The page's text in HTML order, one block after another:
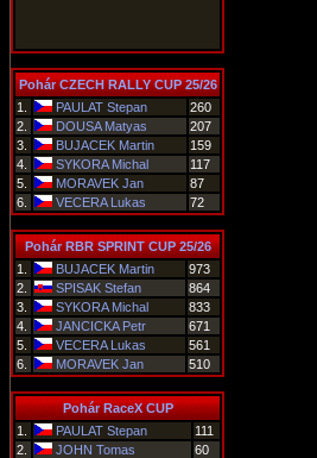
Pohár CZECH RALLY CUP 25/26
1.
PAULAT Stepan
260
2.
DOUSA Matyas
207
3.
BUJACEK Martin
159
4.
SYKORA Michal
117
5.
MORAVEK Jan
87
6.
VECERA Lukas 72
Pohár RBR SPRINT CUP 25/26
1.
BUJACEK Martin
973
2.
SPISAK Stefan
864
3.
SYKORA Michal
833
4.
JANCICKA Petr
671
5.
VECERA Lukas
561
6.
MORAVEK Jan 510
Pohár RaceX CUP
1.
PAULAT Stepan
111
2.
JOHN Tomas
60